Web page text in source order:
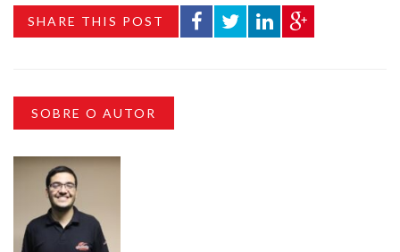
SHARE THIS POST
SOBRE O AUTOR